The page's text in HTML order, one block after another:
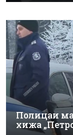
Полицаи
хижа